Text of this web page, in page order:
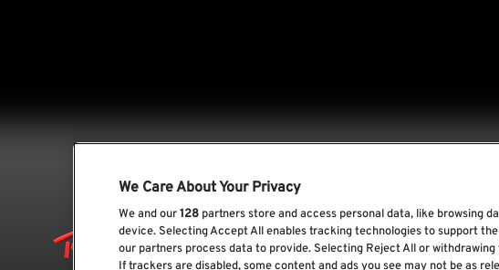
We Care About Your Privacy
We and our128 partners store and access personal data, like browsing
device. Selecting Accept All enables tracking technologies to support
our partners process data to provide. Selecting Reject All or
If trackers are disabled, some content and ads you see may not be as